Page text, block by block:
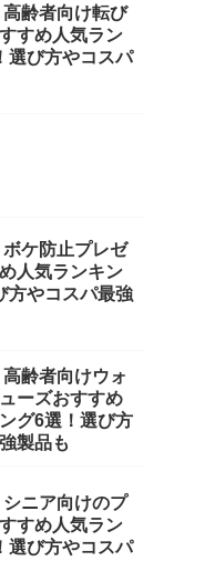
高齢者向け転び
すめ人気ラン
選び方やコスパ
ボケ防止プレゼ
人気ランキン
方やコスパ最強
高齢者向けウォ
ーズおすすめ
グ6選！選び方
製品も
シニア向けのプ
すめ人気ラン
選び方やコスパ